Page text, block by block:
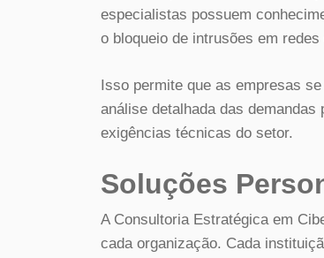
especialistas possuem
o bloqueio de intrusões em
Isso permite que as empresas
análise detalhada das
exigências técnicas do setor.
Soluções
A Consultoria Estratégica em
cada organização. Cada